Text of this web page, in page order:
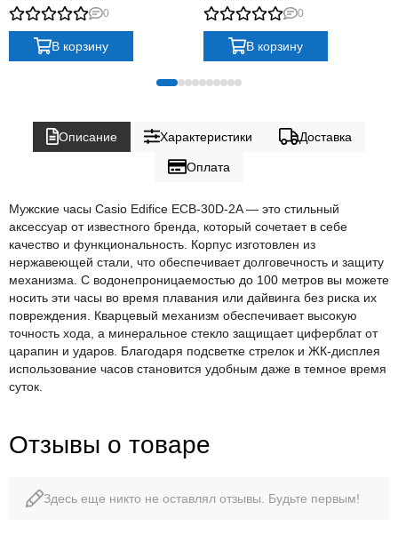
0
В корзину
0
В корзину
Описание Характеристики Доставка
Оплата
Мужские часы Casio Edifice ECB-30D-2A — это стильный
аксессуар от известного бренда, который сочетает в себе
качество и функциональность. Корпус изготовлен из
нержавеющей стали, что обеспечивает долговечность и защиту
механизма. С водонепроницаемостью до 100 метров вы можете
носить эти часы во время плавания или дайвинга без риска их
повреждения. Кварцевый механизм обеспечивает высокую
точность хода, а минеральное стекло защищает циферблат от
царапин и ударов. Благодаря подсветке стрелок и ЖК-дисплея
использование часов становится удобным даже в темное время
суток.
Отзывы о товаре
Здесь еще никто не оставлял отзывы. Будьте первым!